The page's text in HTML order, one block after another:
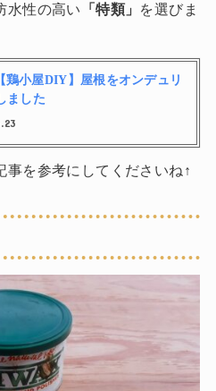
水性の高い 「特類」 を選びま
【鶏小屋DIY】屋根をオンデュリ
ました
事を参考にしてくださいね↑